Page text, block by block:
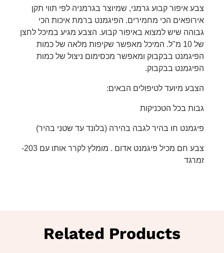
צבע איפור קבוע גרמני, שמיוצר בגרמניה לפי תווי תקן
אירופאים הכי מחמירים. הפיגמנט ברמת איכות הכי
גבוהה שיש למצוא באיפור קבוע. הצבע מגיע במיכל לחצן
של 10 מ"ל. המיכל מאפשר שקיפות מלאה של כמות
הפיגמנט בבקבוק ומאפשר מכסימום ניצול של כמות
הפיגמנט בבקבוק.
הצבע מיועד לטיפולים הבאים:
גבות בכל הטכניקות
פיגמנט חו בהיר לגבה בהירה (בלונד עד שטני בהיר)
צבע חם מכיל פיגמנט אדום . מומלץ לקרר אותו עם 203-
זמרגד
Related Products